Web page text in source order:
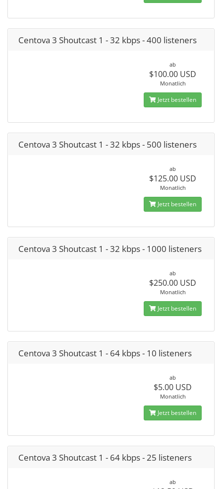
Centova 3 Shoutcast 1 - 32 kbps - 400 listeners
ab
$100.00 USD
Monatlich
Jetzt bestellen
Centova 3 Shoutcast 1 - 32 kbps - 500 listeners
ab
$125.00 USD
Monatlich
Jetzt bestellen
Centova 3 Shoutcast 1 - 32 kbps - 1000 listeners
ab
$250.00 USD
Monatlich
Jetzt bestellen
Centova 3 Shoutcast 1 - 64 kbps - 10 listeners
ab
$5.00 USD
Monatlich
Jetzt bestellen
Centova 3 Shoutcast 1 - 64 kbps - 25 listeners
ab